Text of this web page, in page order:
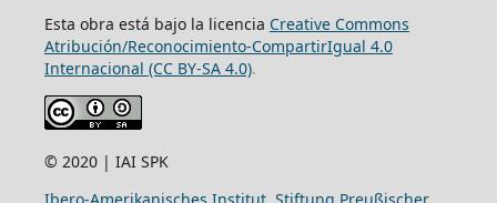
Esta obra está bajo la licencia Creative Commons
Atribución/Reconocimiento-CompartirIgual 4.0
Internacional (CC BY-SA 4.0).
© 2020 | IAI SPK